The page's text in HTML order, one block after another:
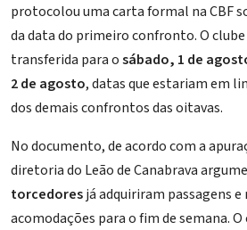
protocolou uma carta formal na CBF
da data do primeiro confronto. O
transferida para osábado, 1 de
2 de agosto, datas que estariam em
dos demais confrontos das oitavas.
No documento, de acordo com a
diretoria do Leão de Canabrava
torcedoresjá adquiriram passagens e
acomodações para o fim de semana.